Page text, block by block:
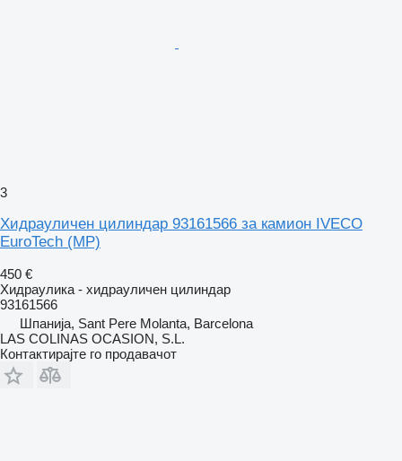
3
Хидрауличен цилиндар 93161566 за камион IVECO
EuroTech (MP)
450 €
Хидраулика - хидрауличен цилиндар
93161566
Шпанија, Sant Pere Molanta, Barcelona
LAS COLINAS OCASION, S.L.
Контактирајте го продавачот